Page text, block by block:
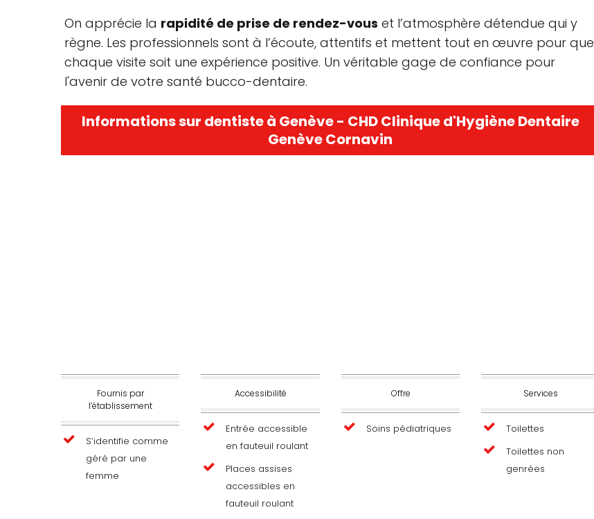
On apprécie la rapidité de prise de rendez-vous et l’atmosphère détendue qui y
règne. Les professionnels sont à l’écoute, attentifs et mettent tout en œuvre pour que
chaque visite soit une expérience positive. Un véritable gage de confiance pour
l'avenir de votre santé bucco-dentaire.
Informations sur dentiste à Genève - CHD Clinique d'Hygiène Dentaire
Genève Cornavin
Fournis par
l’établissement
S’identifie comme
géré par une
femme
Accessibilité
Entrée accessible
en fauteuil roulant
Places assises
accessibles en
fauteuil roulant
Offre
Soins pédiatriques
Services
Toilettes
Toilettes non
genrées